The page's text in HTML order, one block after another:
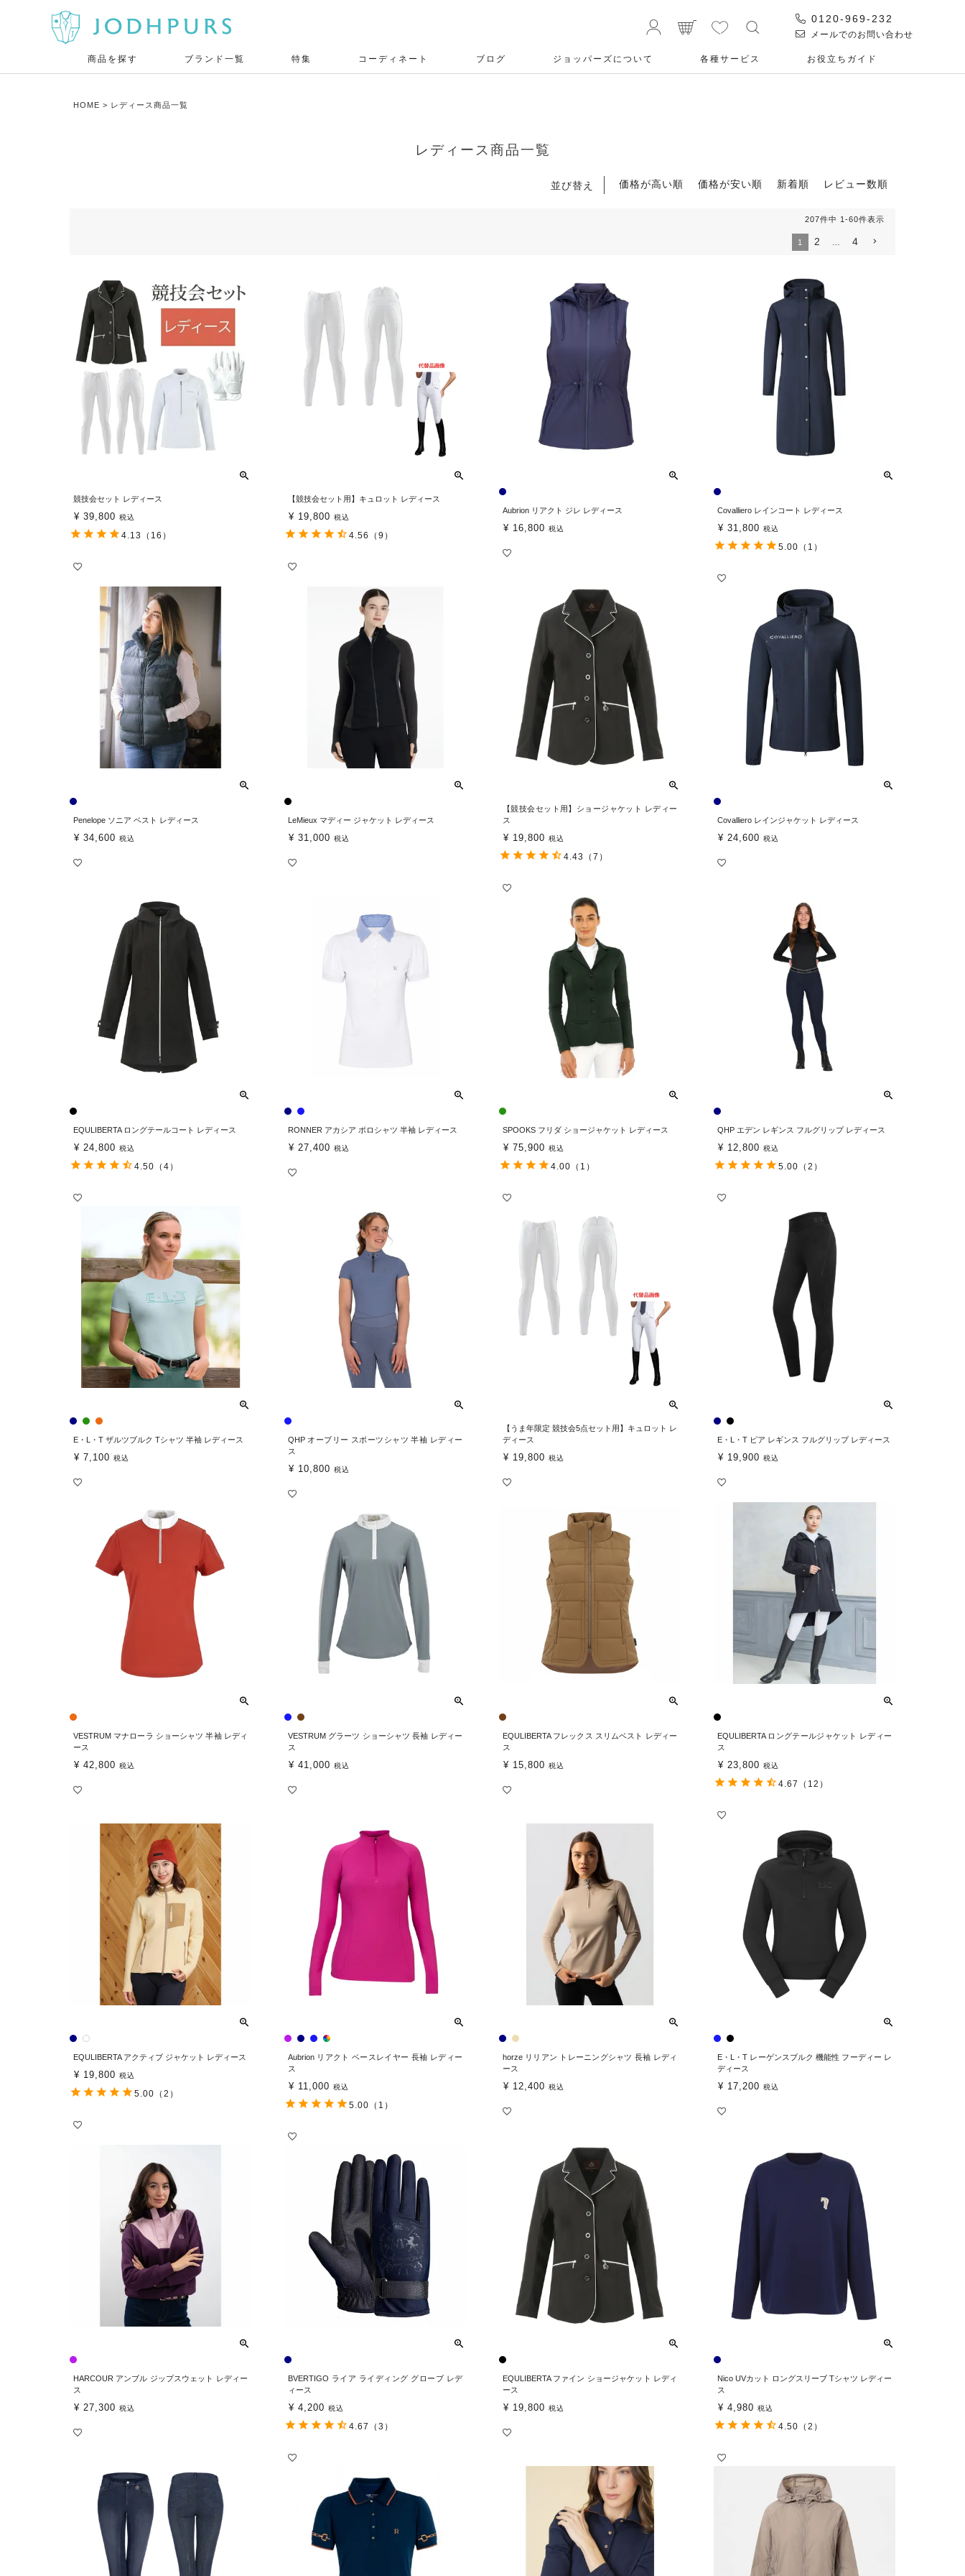
0120-969-232
メールでのお問い合わせ
商品を探す ブランド一覧 特集 コーディネート ブログ ジョッパーズについて 各種サービス お役⽴ちガイド
HOME レディース商品一覧
レディース商品一覧
並び替え 価格が高い順 価格が安い順 新着順 レビュー数順
207件中 1 -60件表示
1 2 4
競技会セット レディース
¥ 39,800 税込
4.13 （16）
【競技会セット用】キュロット レディース
¥ 19,800 税込
4.56 （9）
Aubrion リアクト ジレ レディース
¥ 16,800 税込
Covalliero レインコート レディース
¥ 31,800 税込
5.00 （1）
Penelope ソニア ベスト レディース
¥ 34,600 税込
LeMieux マディー ジャケット レディース
¥ 31,000 税込
【競技会セット用】ショージャケット レディー
ス
¥ 19,800 税込
4.43 （7）
Covalliero レインジャケット レディース
¥ 24,600 税込
EQULIBERTA ロングテールコート レディース
¥ 24,800 税込
4.50 （4）
RONNER アカシア ポロシャツ 半袖 レディース
¥ 27,400 税込
SPOOKS フリダ ショージャケット レディース
¥ 75,900 税込
4.00 （1）
QHP エデン レギンス フルグリップ レディース
¥ 12,800 税込
5.00 （2）
E・L・T ザルツブルク Tシャツ 半袖 レディース
¥ 7,100 税込
QHP オーブリー スポーツシャツ 半袖 レディー
ス
¥ 10,800 税込
【うま年限定 競技会5点セット用】キュロット レ
ディース
¥ 19,800 税込
E・L・T ピア レギンス フルグリップ レディース
¥ 19,900 税込
VESTRUM マナローラ ショーシャツ 半袖 レディ
ース
¥ 42,800 税込
VESTRUM グラーツ ショーシャツ 長袖 レディー
ス
¥ 41,000 税込
EQULIBERTA フレックス スリムベスト レディー
ス
¥ 15,800 税込
EQULIBERTA ロングテールジャケット レディー
ス
¥ 23,800 税込
4.67 （12）
EQULIBERTA アクティブ ジャケット レディース
¥ 19,800 税込
5.00 （2）
Aubrion リアクト ベースレイヤー 長袖 レディー
ス
¥ 11,000 税込
5.00 （1）
horze リリアン トレーニングシャツ 長袖 レディ
ース
¥ 12,400 税込
E・L・T レーゲンスブルク 機能性 フーディー レ
ディース
¥ 17,200 税込
HARCOUR アンブル ジップスウェット レディー
ス
¥ 27,300 税込
BVERTIGO ライア ライディング グローブ レデ
ィース
¥ 4,200 税込
4.67 （3）
EQULIBERTA ファイン ショージャケット レディ
ース
¥ 19,800 税込
Nico UVカット ロングスリーブ Tシャツ レディー
ス
¥ 4,980 税込
4.50 （2）